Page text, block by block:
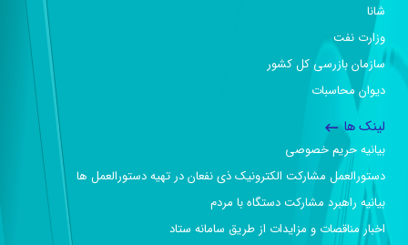
شانا
وزارت نفت
سازمان بازرسی کل کشور
دیوان محاسبات
لینک ها
بیانیه حریم خصوصی
دستورالعمل مشارکت الکترونیک ذی نفعان در تهیه دستورالعمل ها
بیانیه راهبرد مشارکت دستگاه با مردم
اخبار مناقصات و مزایدات از طریق سامانه ستاد